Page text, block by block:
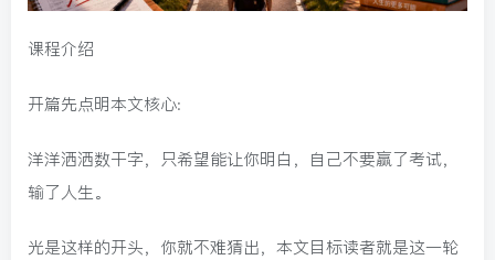
课程介绍
开篇先点明本文核心:
洋洋洒洒数干字，只希望能让你明白，自己不要赢了考试，
输了人生。
光是这样的开头，你就不难猜出，本文目标读者就是这一轮